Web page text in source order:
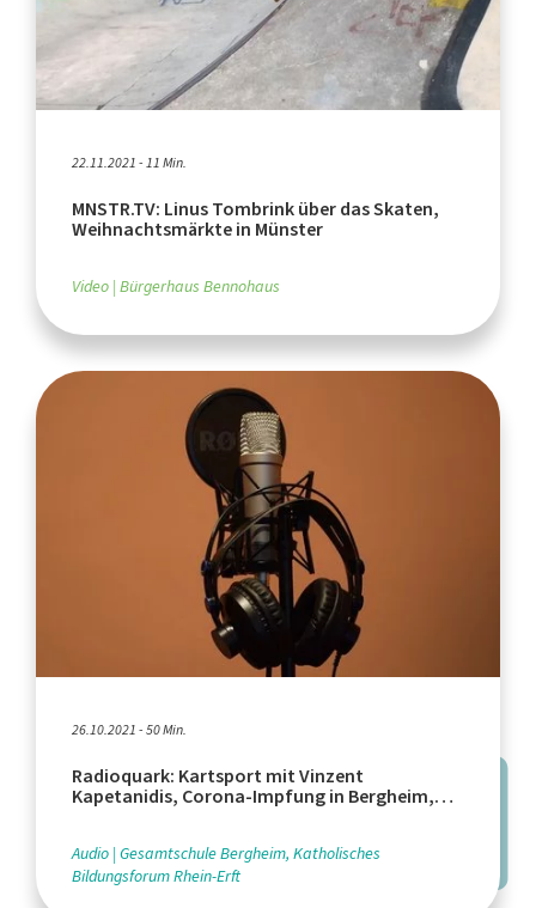
22.11.2021 - 11 Min.
MNSTR.TV: Linus Tombrink über das Skaten,
Weihnachtsmärkte in Münster
Video Bürgerhaus Bennohaus
26.10.2021 - 50 Min.
Radioquark: Kartsport mit Vinzent
Kapetanidis, Corona-Impfung in Bergheim,
Audio Gesamtschule Bergheim, Katholisches
Bildungsforum Rhein-Erft